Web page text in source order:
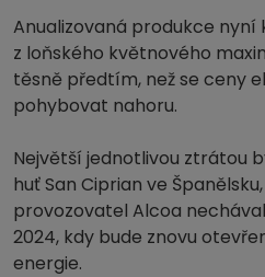
Anualizovaná produkce nyní
z loňského květnového
těsně předtím, než se ceny
pohybovat nahoru.
Největší jednotlivou ztrátou
huť San Ciprian ve
provozovatel Alcoa
2024, kdy bude znovu
energie.